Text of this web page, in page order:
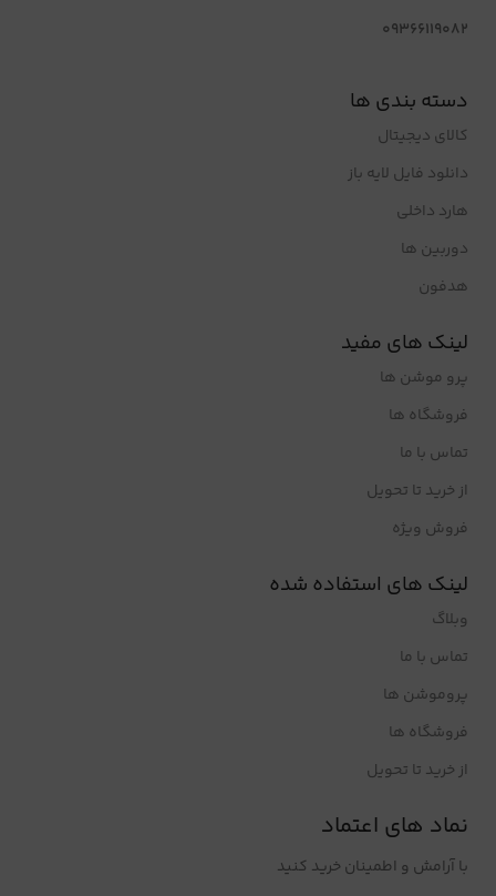
09366119082
دسته بندی ها
کالای دیجیتال
دانلود فایل لایه باز
هارد داخلی
دوربین ها
هدفون
لینک های مفید
پرو موشن ها
فروشگاه ها
تماس با ما
از خرید تا تحویل
فروش ویژه
لینک های استفاده شده
وبلاگ
تماس با ما
پروموشن ها
فروشگاه ها
از خرید تا تحویل
نماد های اعتماد
با آرامش و اطمینان خرید کنید